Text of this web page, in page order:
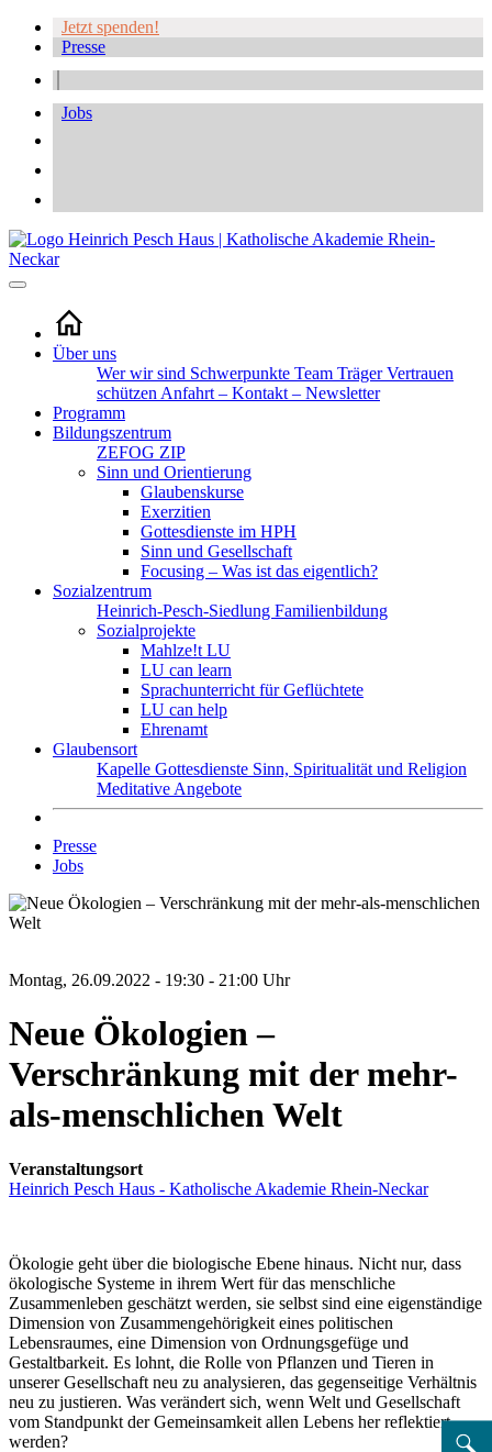
Jetzt spenden!
Presse
Jobs
Über uns
Wer wir sind Schwerpunkte Team TrägerVertrauen
schützen Anfahrt – Kontakt – Newsletter
Programm
Bildungszentrum
ZEFOG ZIP
Sinn und Orientierung
Glaubenskurse
Exerzitien
Gottesdienste im HPH
Sinn und Gesellschaft
Focusing – Was ist das eigentlich?
Sozialzentrum
Heinrich-Pesch-Siedlung Familienbildung
Sozialprojekte
Mahlze!t LU
LU can learn
Sprachunterricht für Geflüchtete
LU can help
Ehrenamt
Glaubensort
Kapelle Gottesdienste Sinn, Spiritualität und Religion
Meditative Angebote
Presse
Jobs
Montag, 26.09.2022 - 19:30 - 21:00 Uhr
Neue Ökologien –
Verschränkung mit der mehr-
als-menschlichen Welt
Veranstaltungsort
Heinrich Pesch Haus - Katholische Akademie Rhein-Neckar
Ökologie geht über die biologische Ebene hinaus. Nicht nur, dass
ökologische Systeme in ihrem Wert für das menschliche
Zusammenleben geschätzt werden, sie selbst sind eine eigenständige
Dimension von Zusammengehörigkeit eines politischen
Lebensraumes, eine Dimension von Ordnungsgefüge und
Gestaltbarkeit. Es lohnt, die Rolle von Pflanzen und Tieren in
unserer Gesellschaft neu zu analysieren, das gegenseitige Verhältnis
neu zu justieren. Was verändert sich, wenn Welt und Gesellschaft
vom Standpunkt der Gemeinsamkeit allen Lebens her reflektiert
werden?